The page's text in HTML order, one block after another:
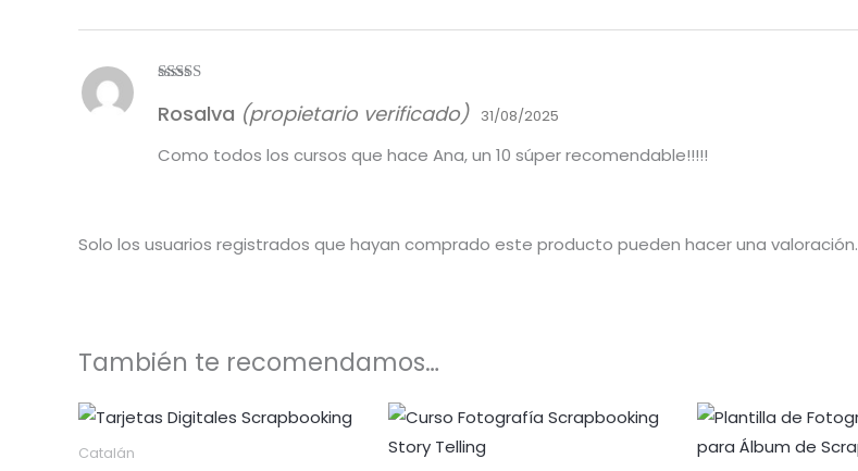
con5de 5
Rosalva (propietario verificado) 31/08/2025
Como todos los cursos que hace Ana, un 10 súper recomendable!!!!!
Solo los usuarios registrados que hayan comprado este producto pueden hacer una valoración.
También te recomendamos…
Catalán